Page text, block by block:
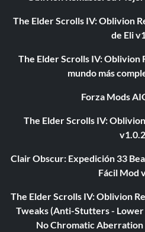
The Elder Scrolls IV: Oblivion
de Eli
The Elder Scrolls IV: Oblivion
mundo más
Forza Mods
The Elder Scrolls IV:
v1.0.2
Clair Obscur: Expedición 33
Fácil Mod
The Elder Scrolls IV: Oblivion
Tweaks (Anti-Stutters - Lower
No Chromatic Aberration